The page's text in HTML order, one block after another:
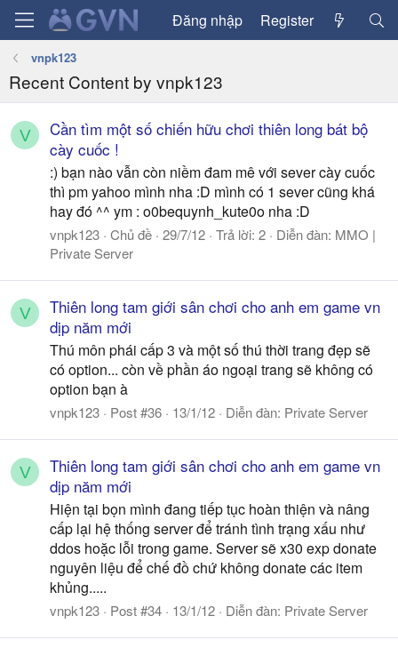
Đăng nhập Register
vnpk123
Recent Content by vnpk123
V
Cần tìm một số chiến hữu chơi thiên long bát bộ
cày cuốc !
:) bạn nào vẫn còn niềm đam mê với sever cày cuốc
thì pm yahoo mình nha :D mình có 1 sever cũng khá
hay đó ^^ ym : o0bequynh_kute0o nha :D
vnpk123 Chủ đề 29/7/12 Trả lời: 2 Diễn đàn: MMO |
Private Server
V
Thiên long tam giới sân chơi cho anh em game vn
dịp năm mới
Thú môn phái cấp 3 và một số thú thời trang đẹp sẽ
có option... còn về phần áo ngoại trang sẽ không có
option bạn à
vnpk123 Post #36 13/1/12 Diễn đàn: Private Server
V
Thiên long tam giới sân chơi cho anh em game vn
dịp năm mới
Hiện tại bọn mình đang tiếp tục hoàn thiện và nâng
cấp lại hệ thống server để tránh tình trạng xấu như
ddos hoặc lỗi trong game. Server sẽ x30 exp donate
nguyên liệu để chế đồ chứ không donate các item
khủng.....
vnpk123 Post #34 13/1/12 Diễn đàn: Private Server